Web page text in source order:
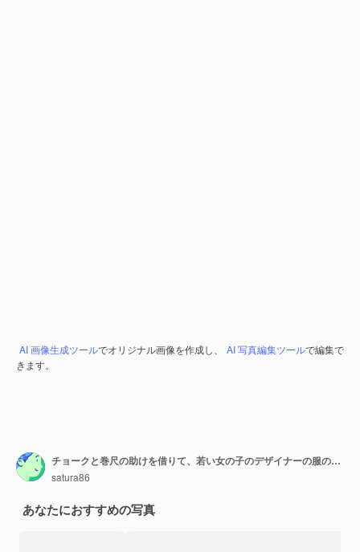
AI 画像生成ツールでオリジナル画像を作成し、 AI 写真編集ツールで編集で
きます。
チョークと巻尺の助けを借りて、若い女の子のデザイナーの服の手が新製品のマークを付けます。デザインウェアとユニークなオーサリング製品のコンセプト
satura86
あなたにおすすめの写真